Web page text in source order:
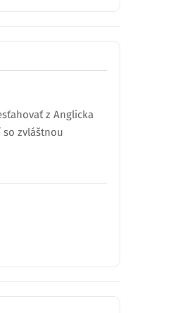
z Anglicka
zvláštnou